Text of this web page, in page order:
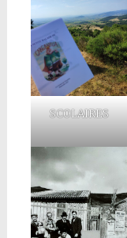
SCOLAIRES